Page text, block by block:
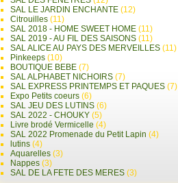
SAL LE JARDIN ENCHANTE (12)
Citrouilles (11)
SAL 2018 - HOME SWEET HOME (11)
SAL 2019 - AU FIL DES SAISONS (11)
SAL ALICE AU PAYS DES MERVEILLES (11)
Pinkeeps (10)
BOUTIQUE BEBE (7)
SAL ALPHABET NICHOIRS (7)
SAL EXPRESS PRINTEMPS ET PAQUES (7)
Expo Petits coeurs (6)
SAL JEU DES LUTINS (6)
SAL 2022 - CHOUKY (5)
Livre brodé Vermicelle (4)
SAL 2022 Promenade du Petit Lapin (4)
lutins (4)
Aquarelles (3)
Nappes (3)
SAL DE LA FETE DES MERES (3)